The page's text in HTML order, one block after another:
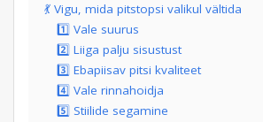
💃 Vigu, mida pitstopsi valikul vältida
1️⃣ Vale suurus
2️⃣ Liiga palju sisustust
3️⃣ Ebapiisav pitsi kvaliteet
4️⃣ Vale rinnahoidja
5️⃣ Stiilide segamine